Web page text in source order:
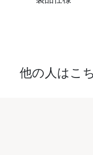
他の人はこ